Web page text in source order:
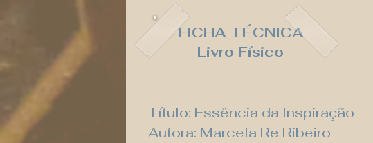
FICHA TÉCNICA
Livro Físico
Título: Essência da Inspiração
Autora: Marcela Re Ribeiro